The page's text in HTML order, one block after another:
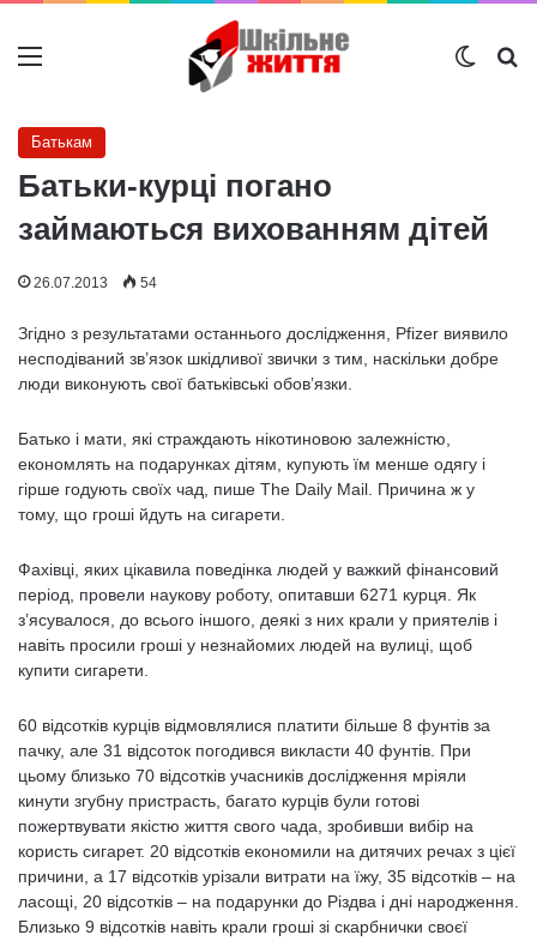
Меню
Батькам
Батьки-курці погано
займаються вихованням дітей
26.07.2013 54
Згідно з результатами останнього дослідження, Pfizer виявило
несподіваний зв’язок шкідливої ​​звички з тим, наскільки добре
люди виконують свої батьківські обов’язки.
Батько і мати, які страждають нікотиновою залежністю,
економлять на подарунках дітям, купують їм менше одягу і
гірше годують своїх чад, пише The Daily Mail. Причина ж у
тому, що гроші йдуть на сигарети.
Фахівці, яких цікавила поведінка людей у ​​важкий фінансовий
період, провели наукову роботу, опитавши 6271 курця. Як
з’ясувалося, до всього іншого, деякі з них крали у приятелів і
навіть просили гроші у незнайомих людей на вулиці, щоб
купити сигарети.
60 відсотків курців відмовлялися платити більше 8 фунтів за
пачку, але 31 відсоток погодився викласти 40 фунтів. При
цьому близько 70 відсотків учасників дослідження мріяли
кинути згубну пристрасть, багато курців були готові
пожертвувати якістю життя свого чада, зробивши вибір на
користь сигарет. 20 відсотків економили на дитячих речах з цієї
причини, а 17 відсотків урізали витрати на їжу, 35 відсотків – на
ласощі, 20 відсотків – на подарунки до Різдва і дні народження.
Близько 9 відсотків навіть крали гроші зі скарбнички своєї